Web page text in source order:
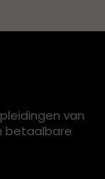
van
betaalbare